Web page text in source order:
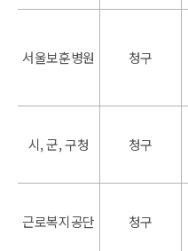
서울보훈병원 청구
시, 군, 구청 청구
근로복지공단 청구